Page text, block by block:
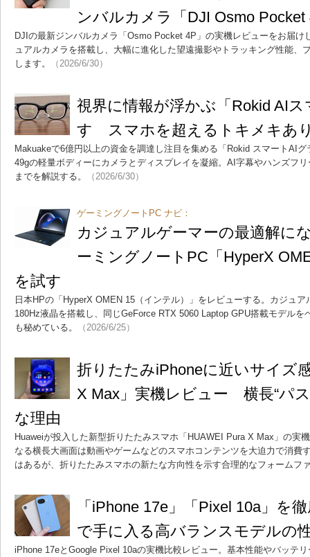
ンバルカメラ「DJI Osmo
DJIの最新ジンバルカメラ「Osmo Pocket 4P」の実機レビューをお届け
ュアルカメラを搭載し、大幅に進化した望遠撮影やトラッキング性能、
します。
（2026/6/30）
視界に情報が浮かぶ「Rokid AI
す スマホを超えるトキメキあ
Makuakeで6億円以上の資金を調達し注目を集める「Rokid スマートAI
49gの軽量ボディーにカメラとディスプレイを凝縮。AI字幕やハンズフ
までを解説する。
（2026/6/30）
ゲーミングノートPC ナビ：
カジュアルゲーマーの最適解に
ーミングノートPC「HyperX
を試す
日本HPの「HyperX OMEN 15（インテル）」をレビューする。カジュ
180Hz液晶を搭載し、同じGeForce RTX 5060 Laptop GPU搭載モデルを
も秘めている。
（2026/6/25）
折りたたみiPhoneに近いサイズ
X Max」実機レビュー 横長“パ
な理由
Huaweiが投入した新型折りたたみスマホ「HUAWEI Pura X Max」の実
なる横長大画面は動画やゲームなどのスマホコンテンツを大迫力で消費
はあるが、折りたたみスマホの新たな方向性を示す合理的なフォームフ
「iPhone 17e」「Pixel 10a」を
で手に入る高バランスモデルの
iPhone 17eとGoogle Pixel 10aの実機比較レビュー。基本性能やバッテ